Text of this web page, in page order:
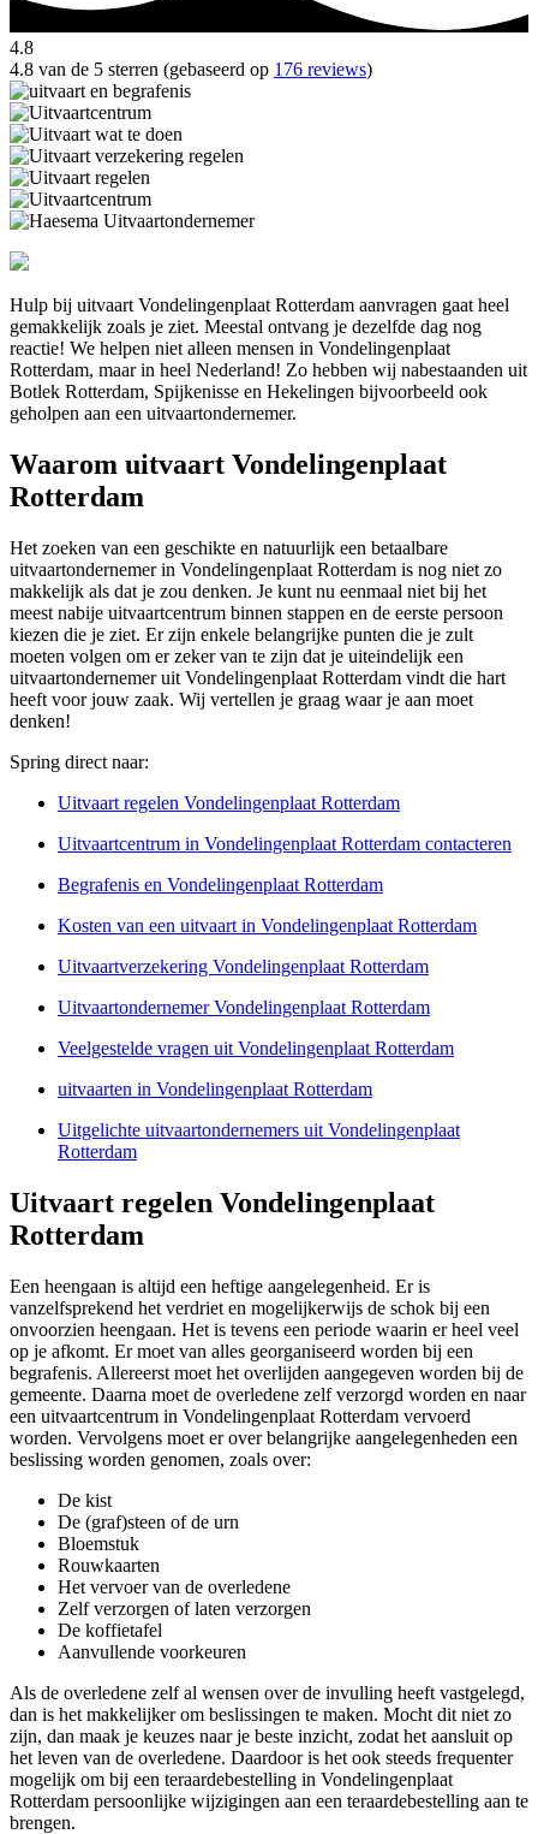
4.8
4.8 van de 5 sterren (gebaseerd op 176 reviews)
Hulp bij uitvaart Vondelingenplaat Rotterdam aanvragen gaat heel
gemakkelijk zoals je ziet. Meestal ontvang je dezelfde dag nog
reactie! We helpen niet alleen mensen in Vondelingenplaat
Rotterdam, maar in heel Nederland! Zo hebben wij nabestaanden uit
Botlek Rotterdam, Spijkenisse en Hekelingen bijvoorbeeld ook
geholpen aan een uitvaartondernemer.
Waarom uitvaart Vondelingenplaat
Rotterdam
Het zoeken van een geschikte en natuurlijk een betaalbare
uitvaartondernemer in Vondelingenplaat Rotterdam is nog niet zo
makkelijk als dat je zou denken. Je kunt nu eenmaal niet bij het
meest nabije uitvaartcentrum binnen stappen en de eerste persoon
kiezen die je ziet. Er zijn enkele belangrijke punten die je zult
moeten volgen om er zeker van te zijn dat je uiteindelijk een
uitvaartondernemer uit Vondelingenplaat Rotterdam vindt die hart
heeft voor jouw zaak. Wij vertellen je graag waar je aan moet
denken!
Spring direct naar:
Uitvaart regelen Vondelingenplaat Rotterdam
Uitvaartcentrum in Vondelingenplaat Rotterdam contacteren
Begrafenis en Vondelingenplaat Rotterdam
Kosten van een uitvaart in Vondelingenplaat Rotterdam
Uitvaartverzekering Vondelingenplaat Rotterdam
Uitvaartondernemer Vondelingenplaat Rotterdam
Veelgestelde vragen uit Vondelingenplaat Rotterdam
uitvaarten in Vondelingenplaat Rotterdam
Uitgelichte uitvaartondernemers uit Vondelingenplaat
Rotterdam
Uitvaart regelen Vondelingenplaat
Rotterdam
Een heengaan is altijd een heftige aangelegenheid. Er is
vanzelfsprekend het verdriet en mogelijkerwijs de schok bij een
onvoorzien heengaan. Het is tevens een periode waarin er heel veel
op je afkomt. Er moet van alles georganiseerd worden bij een
begrafenis. Allereerst moet het overlijden aangegeven worden bij de
gemeente. Daarna moet de overledene zelf verzorgd worden en naar
een uitvaartcentrum in Vondelingenplaat Rotterdam vervoerd
worden. Vervolgens moet er over belangrijke aangelegenheden een
beslissing worden genomen, zoals over:
De kist
De (graf)steen of de urn
Bloemstuk
Rouwkaarten
Het vervoer van de overledene
Zelf verzorgen of laten verzorgen
De koffietafel
Aanvullende voorkeuren
Als de overledene zelf al wensen over de invulling heeft vastgelegd,
dan is het makkelijker om beslissingen te maken. Mocht dit niet zo
zijn, dan maak je keuzes naar je beste inzicht, zodat het aansluit op
het leven van de overledene. Daardoor is het ook steeds frequenter
mogelijk om bij een teraardebestelling in Vondelingenplaat
Rotterdam persoonlijke wijzigingen aan een teraardebestelling aan te
brengen.